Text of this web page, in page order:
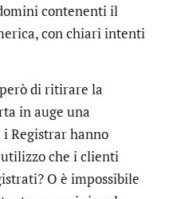
contenenti il
con chiari intenti
di ritirare la
in auge una
Registrar hanno
che i clienti
O è impossibile